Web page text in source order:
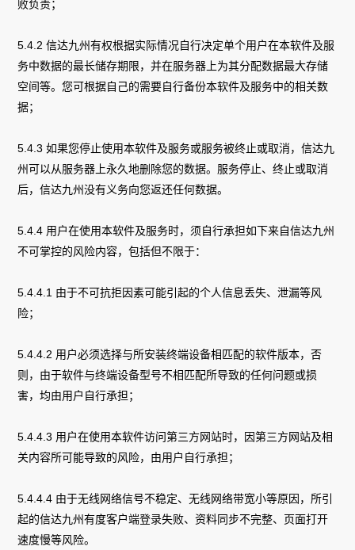
败负责；
5.4.2 信达九州有权根据实际情况自行决定单个用户在本软件及服
务中数据的最长储存期限，并在服务器上为其分配数据最大存储
空间等。您可根据自己的需要自行备份本软件及服务中的相关数
据；
5.4.3 如果您停止使用本软件及服务或服务被终止或取消，信达九
州可以从服务器上永久地删除您的数据。服务停止、终止或取消
后，信达九州没有义务向您返还任何数据。
5.4.4 用户在使用本软件及服务时，须自行承担如下来自信达九州
不可掌控的风险内容，包括但不限于：
5.4.4.1 由于不可抗拒因素可能引起的个人信息丢失、泄漏等风
险；
5.4.4.2 用户必须选择与所安装终端设备相匹配的软件版本，否
则，由于软件与终端设备型号不相匹配所导致的任何问题或损
害，均由用户自行承担；
5.4.4.3 用户在使用本软件访问第三方网站时，因第三方网站及相
关内容所可能导致的风险，由用户自行承担；
5.4.4.4 由于无线网络信号不稳定、无线网络带宽小等原因，所引
起的信达九州有度客户端登录失败、资料同步不完整、页面打开
速度慢等风险。